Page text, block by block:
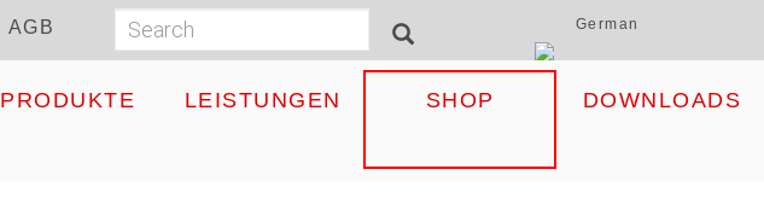
AGB Suchformular
Search SEARCH German
PRODUKTE LEISTUNGEN SHOP DOWNLOADS